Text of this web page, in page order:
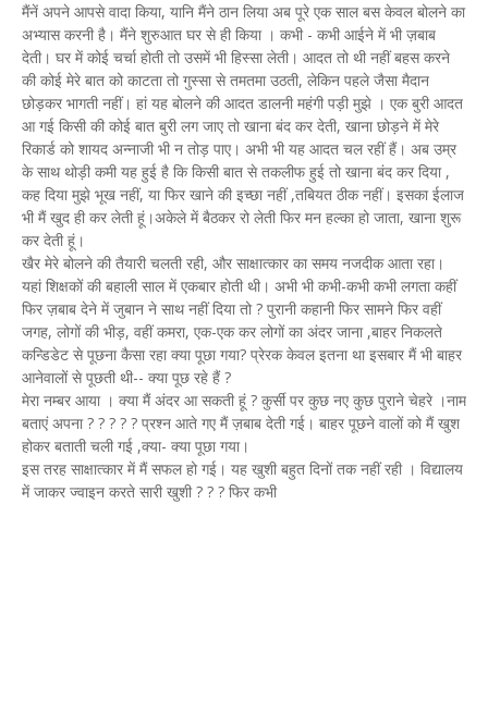
मैंनें अपने आपसे वादा किया, यानि मैंने ठान लिया अब पूरे एक साल बस केवल बोलने का
अभ्यास करनी है। मैंने शुरुआत घर से ही किया । कभी - कभी आईने में भी ज़बाब
देती। घर में कोई चर्चा होती तो उसमें भी हिस्सा लेती। आदत तो थी नहीं बहस करने
की कोई मेरे बात को काटता तो गुस्सा से तमतमा उठती, लेकिन पहले जैसा मैदान
छोड़कर भागती नहीं। हां यह बोलने की आदत डालनी महंगी पड़ी मुझे । एक बुरी आदत
आ गई किसी की कोई बात बुरी लग जाए तो खाना बंद कर देती, खाना छोड़ने में मेरे
रिकार्ड को शायद अन्नाजी भी न तोड़ पाए। अभी भी यह आदत चल रहीं हैं। अब उम्र
के साथ थोड़ी कमी यह हुई है कि किसी बात से तकलीफ हुई तो खाना बंद कर दिया ,
कह दिया मुझे भूख नहीं, या फिर खाने की इच्छा नहीं ,तबियत ठीक नहीं। इसका ईलाज
भी मैं खुद ही कर लेती हूं।अकेले में बैठकर रो लेती फिर मन हल्का हो जाता, खाना शुरू
कर देती हूं।
खैर मेरे बोलने की तैयारी चलती रही, और साक्षात्कार का समय नजदीक आता रहा।
यहां शिक्षकों की बहाली साल में एकबार होती थी। अभी भी कभी-कभी कभी लगता कहीं
फिर ज़बाब देने में जुबान ने साथ नहीं दिया तो ? पुरानी कहानी फिर सामने फिर वहीं
जगह, लोगों की भीड़, वहीं कमरा, एक-एक कर लोगों का अंदर जाना ,बाहर निकलते
कन्डिडेट से पूछना कैसा रहा क्या पूछा गया? प्रेरक केवल इतना था इसबार मैं भी बाहर
आनेवालों से पूछती थी-- क्या पूछ रहे हैं ?
मेरा नम्बर आया । क्या मैं अंदर आ सकती हूं ? कुर्सी पर कुछ नए कुछ पुराने चेहरे ।नाम
बताएं अपना ? ? ? ? ? प्रश्न आते गए मैं ज़बाब देती गई। बाहर पूछने वालों को मैं खुश
होकर बताती चली गई ,क्या- क्या पूछा गया।
इस तरह साक्षात्कार में मैं सफल हो गई। यह खुशी बहुत दिनों तक नहीं रही । विद्यालय
में जाकर ज्वाइन करते सारी खुशी ? ? ? फिर कभी